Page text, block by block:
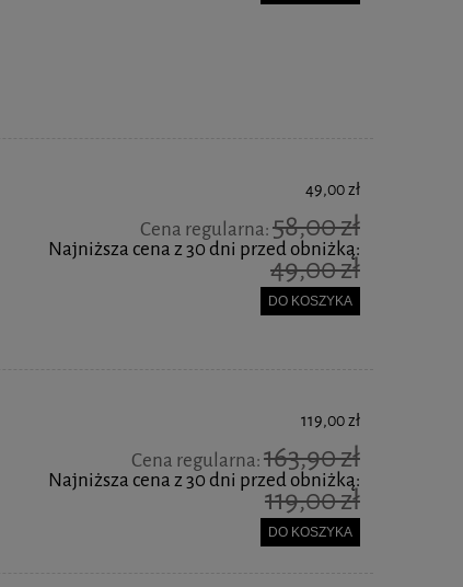
49,00 zł
Cena regularna:58,00 zł
Najniższa cena z 30 dni przed obniżką:
49,00 zł
DO KOSZYKA
119,00 zł
Cena regularna:163,90 zł
Najniższa cena z 30 dni przed obniżką:
119,00 zł
DO KOSZYKA